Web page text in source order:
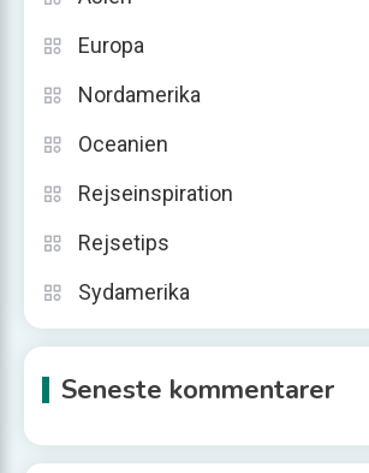
Europa
Nordamerika
Oceanien
Rejseinspiration
Rejsetips
Sydamerika
Seneste kommentarer